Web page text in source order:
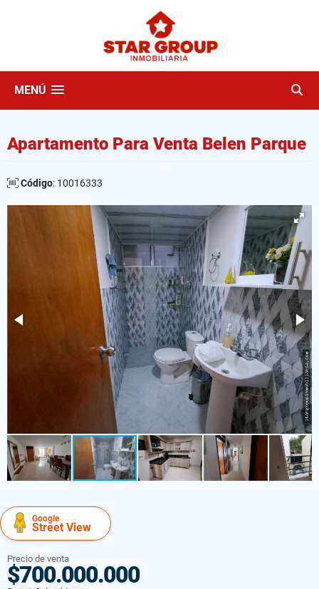
MENÚ
Apartamento Para Venta Belen Parque
Código: 10016333
Google
Street View
Precio de venta
$700.000.000